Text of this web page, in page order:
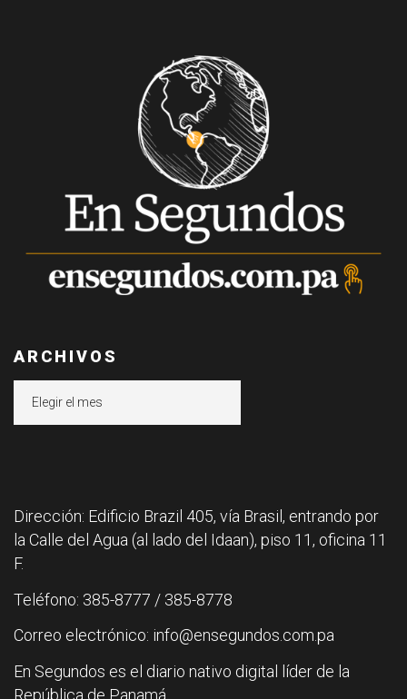
ARCHIVOS
Dirección: Edificio Brazil 405, vía Brasil, entrando por
la Calle del Agua (al lado del Idaan), piso 11, oficina 11
F.
Teléfono: 385-8777 / 385-8778
Correo electrónico: info@ensegundos.com.pa
En Segundos es el diario nativo digital líder de la
República de Panamá.